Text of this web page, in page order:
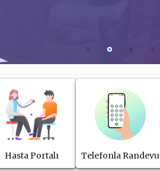
Hasta Portalı Telefonla Randevu